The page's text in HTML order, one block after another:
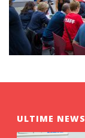
ULTIME NEWS